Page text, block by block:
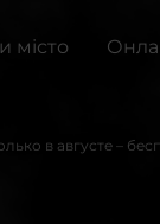
місто
в августе –